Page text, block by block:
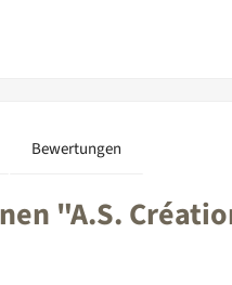
Bewertungen
"A.S.